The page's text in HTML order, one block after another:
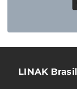
LINAK Brasil